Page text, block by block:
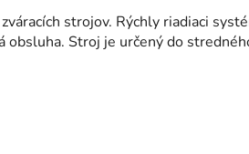
strojov. Rýchly riadiaci
Stroj je určený do